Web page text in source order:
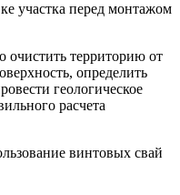
участка перед монтажом
очистить территорию от
определить
геологическое
расчета
винтовых свай